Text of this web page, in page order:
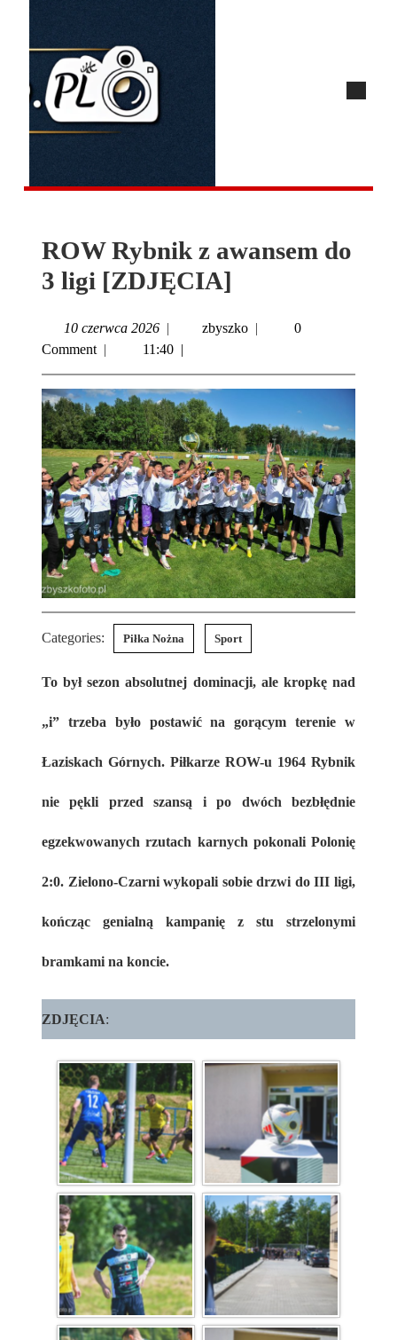
ROW Rybnik z awansem do
3 ligi [ZDJĘCIA]
10 czerwca 2026 | zbyszko |
0
Comment | 11:40 |
Categories: Piłka Nożna Sport
To był sezon absolutnej dominacji, ale kropkę nad
„i” trzeba było postawić na gorącym terenie w
Łaziskach Górnych. Piłkarze ROW-u 1964 Rybnik
nie pękli przed szansą i po dwóch bezbłędnie
egzekwowanych rzutach karnych pokonali Polonię
2:0. Zielono-Czarni wykopali sobie drzwi do III ligi,
kończąc genialną kampanię z stu strzelonymi
bramkami na koncie.
ZDJĘCIA: